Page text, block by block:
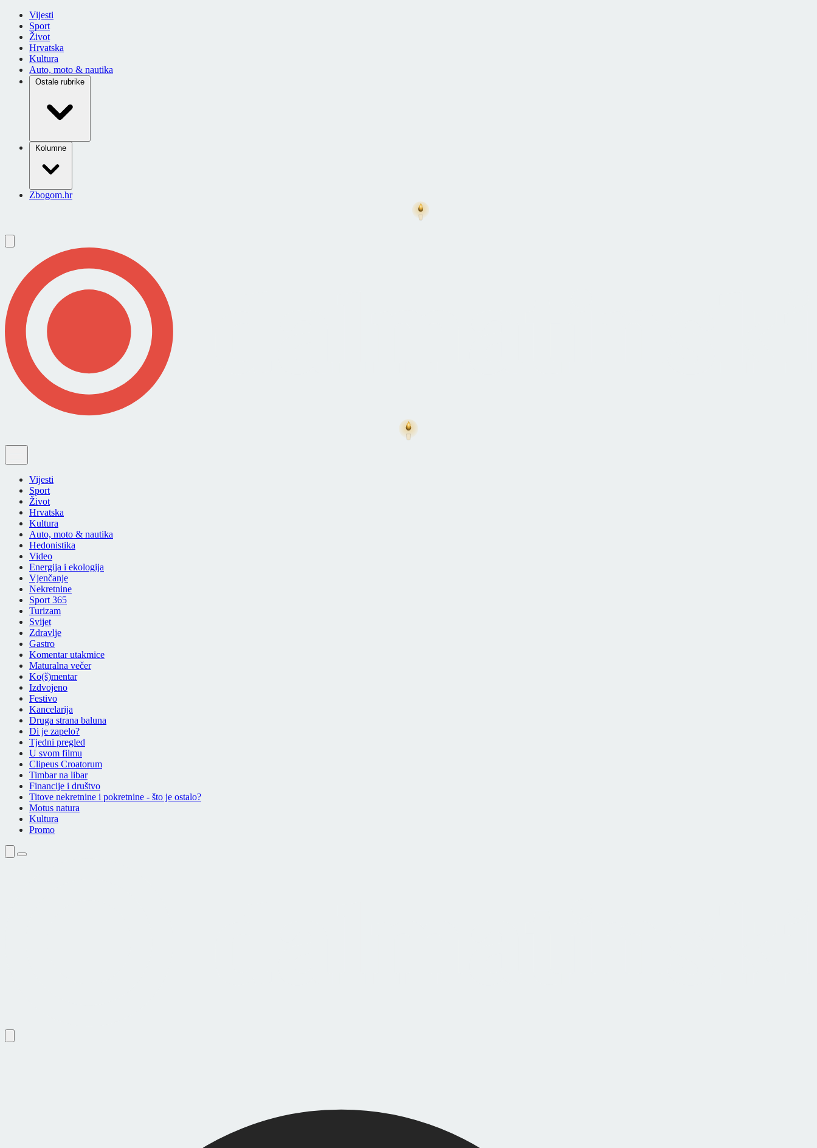
Vijesti
Sport
Život
Hrvatska
Kultura
Auto, moto & nautika
Ostale rubrike
Kolumne
Zbogom.hr
Vijesti
Sport
Život
Hrvatska
Kultura
Auto, moto & nautika
Hedonistika
Video
Energija i ekologija
Vjenčanje
Nekretnine
Sport 365
Turizam
Svijet
Zdravlje
Gastro
Komentar utakmice
Maturalna večer
Ko(š)mentar
Izdvojeno
Festivo
Kancelarija
Druga strana baluna
Di je zapelo?
Tjedni pregled
U svom filmu
Clipeus Croatorum
Timbar na libar
Financije i društvo
Titove nekretnine i pokretnine - što je ostalo?
Motus natura
Kultura
Promo